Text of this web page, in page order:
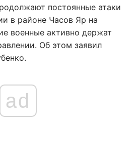
постоянные атаки
в районе Часов Яр на
военные активно держат
Об этом заявил
ad